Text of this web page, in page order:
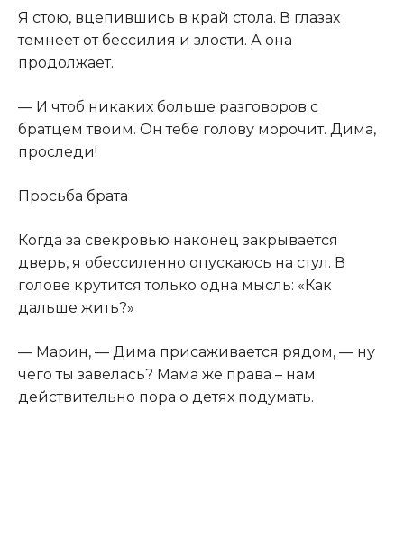
Я стою, вцепившись в край стола. В глазах
темнеет от бессилия и злости. А она
продолжает.
— И чтоб никаких больше разговоров с
братцем твоим. Он тебе голову морочит. Дима,
проследи!
Просьба брата
Когда за свекровью наконец закрывается
дверь, я обессиленно опускаюсь на стул. В
голове крутится только одна мысль: «Как
дальше жить?»
— Марин, — Дима присаживается рядом, — ну
чего ты завелась? Мама же права – нам
действительно пора о детях подумать.